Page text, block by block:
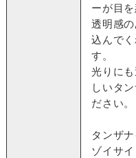
ーが目を
透明感
込んで
す。
光りに
しいタ
ださい。
タンザ
ゾイサイ